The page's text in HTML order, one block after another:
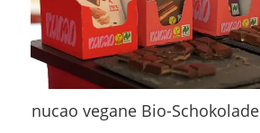
nucao vegane Bio-Schokolade